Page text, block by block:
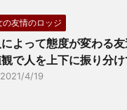
の友情のロッジ
によって態度が変わる
で人を上下に振り分
2021/4/19